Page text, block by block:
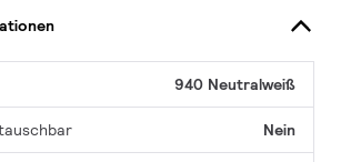
940 Neutralweiß
Nein